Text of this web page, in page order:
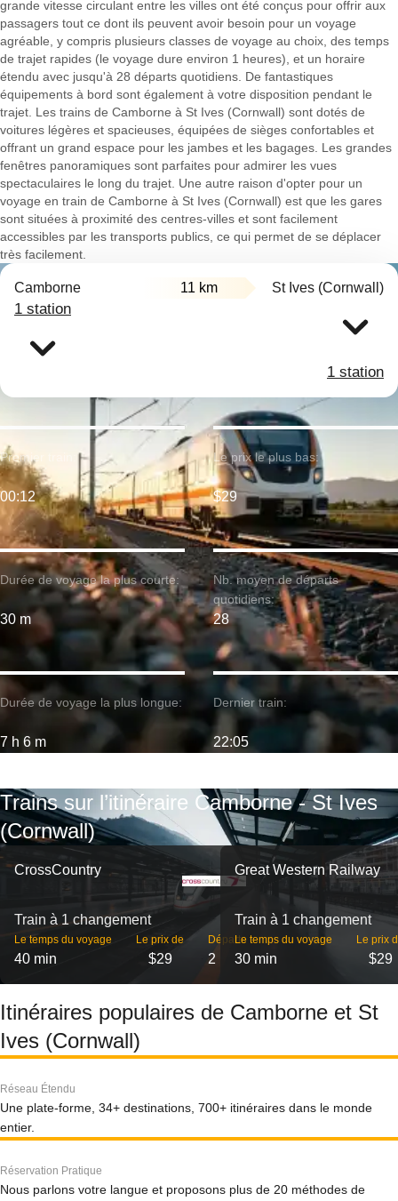
grande vitesse circulant entre les villes ont été conçus pour offrir aux
passagers tout ce dont ils peuvent avoir besoin pour un voyage
agréable, y compris plusieurs classes de voyage au choix, des temps
de trajet rapides (le voyage dure environ 1 heures), et un horaire
étendu avec jusqu'à 28 départs quotidiens. De fantastiques
équipements à bord sont également à votre disposition pendant le
trajet. Les trains de Camborne à St Ives (Cornwall) sont dotés de
voitures légères et spacieuses, équipées de sièges confortables et
offrant un grand espace pour les jambes et les bagages. Les grandes
fenêtres panoramiques sont parfaites pour admirer les vues
spectaculaires le long du trajet. Une autre raison d'opter pour un
voyage en train de Camborne à St Ives (Cornwall) est que les gares
sont situées à proximité des centres-villes et sont facilement
accessibles par les transports publics, ce qui permet de se déplacer
très facilement.
Camborne 11 km St Ives (Cornwall)
1 station
1 station
Durée de voyage la plus courte:
30 m
Premier train:
00:12
Durée de voyage la plus longue:
7 h 6 m
Le prix le plus bas:
$29
Nb. moyen de départs
quotidiens:
28
Dernier train:
22:05
Trains sur l’itinéraire Camborne - St Ives
(Cornwall)
CrossCountry
Train à 1 changement
Le temps du voyage
40 min
Le prix de
$29
Départs
2
Great Western Railway
Train à 1 changement
Le temps du voyage
30 min
Le prix
$29
Itinéraires populaires de Camborne et St
Ives (Cornwall)
Réseau Étendu
Une plate-forme, 34+ destinations, 700+ itinéraires dans le monde
entier.
Réservation Pratique
Nous parlons votre langue et proposons plus de 20 méthodes de